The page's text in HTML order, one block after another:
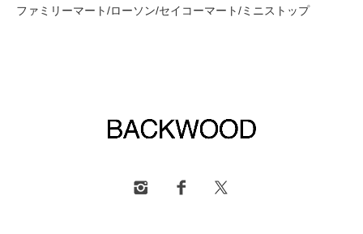
ファミリーマート/ローソン/セイコーマート/ミニストップ